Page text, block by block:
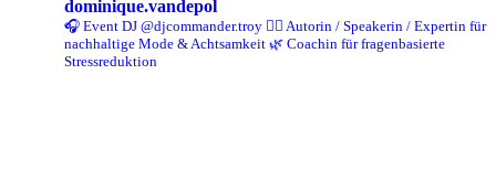
dominique.vandepol
🎧 Event DJ @djcommander.troy ✍🏻 Autorin / Speakerin / Expertin für
nachhaltige Mode & Achtsamkeit 🌿 Coachin für fragenbasierte
Stressreduktion